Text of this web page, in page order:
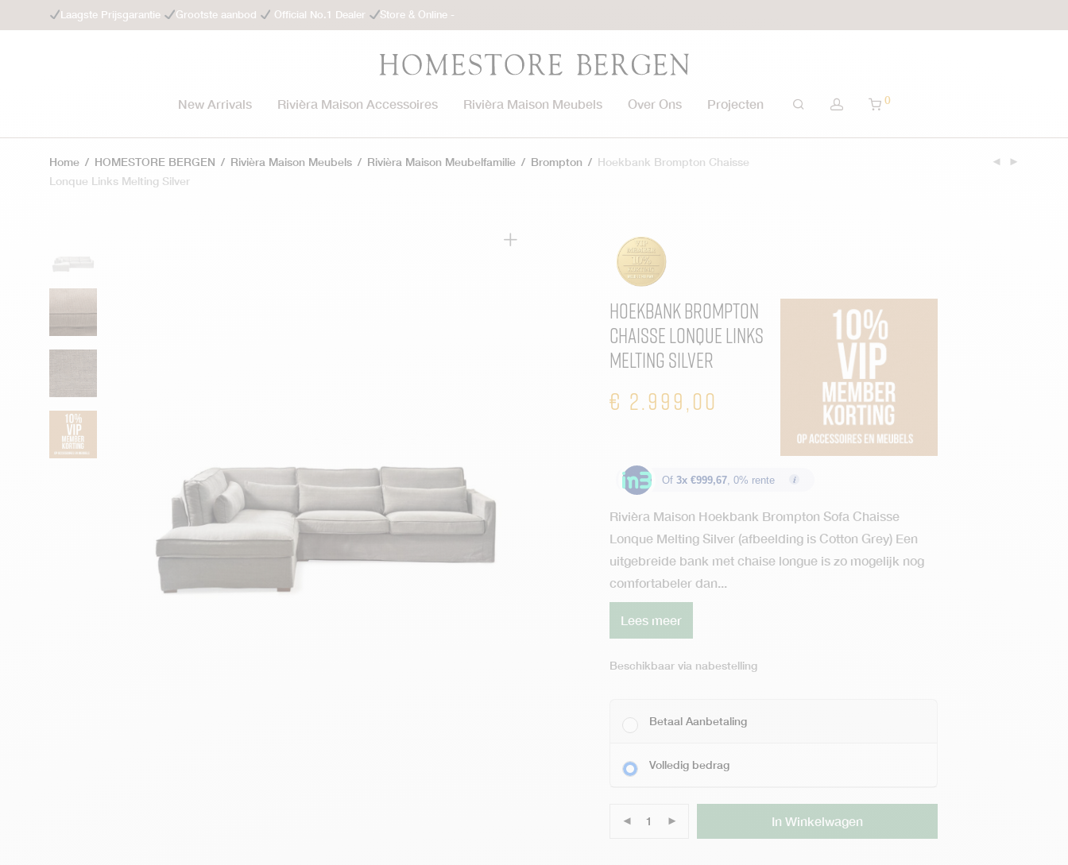
Laagste Prijsgarantie Grootste aanbod Official No.1 Dealer Store & Online -
New Arrivals Rivièra Maison Accessoires Rivièra Maison Meubels Over Ons Projecten 0
Home / HOMESTORE BERGEN / Rivièra Maison Meubels / Rivièra Maison Meubelfamilie / Brompton / Hoekbank Brompton Chaisse
Lonque Links Melting Silver
Hoekbank Brompton
Chaisse Lonque Links
Melting Silver
€ 2.999,00
Of 3x €999,67, 0% rente
Rivièra Maison Hoekbank Brompton Sofa Chaisse
Lonque Melting Silver (afbeelding is Cotton Grey) Een
uitgebreide bank met chaise longue is zo mogelijk nog
comfortabeler dan...
Lees meer
Beschikbaar via nabestelling
Betaal Aanbetaling
Volledig bedrag
In Winkelwagen